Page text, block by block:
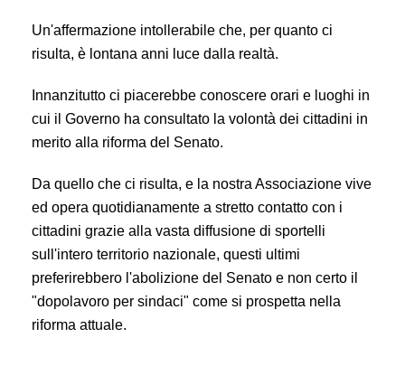
Un'affermazione intollerabile che, per quanto ci
risulta, è lontana anni luce dalla realtà.
Innanzitutto ci piacerebbe conoscere orari e luoghi in
cui il Governo ha consultato la volontà dei cittadini in
merito alla riforma del Senato.
Da quello che ci risulta, e la nostra Associazione vive
ed opera quotidianamente a stretto contatto con i
cittadini grazie alla vasta diffusione di sportelli
sull'intero territorio nazionale, questi ultimi
preferirebbero l'abolizione del Senato e non certo il
"dopolavoro per sindaci" come si prospetta nella
riforma attuale.